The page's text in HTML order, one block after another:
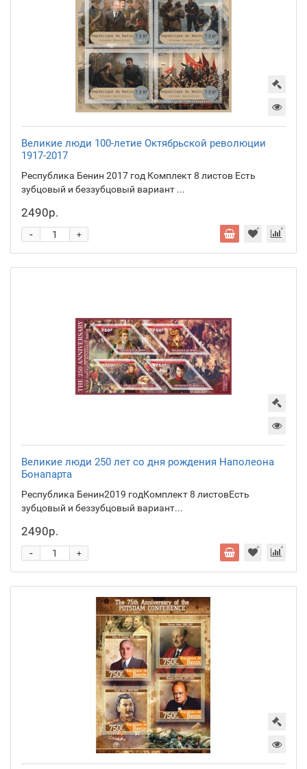
Великие люди 100-летие Октябрьской революции
1917-2017
Республика Бенин 2017 год Комплект 8 листов Есть
зубцовый и беззубцовый вариант ...
2490р.
+
-
Великие люди 250 лет со дня рождения Наполеона
Бонапарта
Республика Бенин2019 годКомплект 8 листовЕсть
зубцовый и беззубцовый вариант...
2490р.
+
-